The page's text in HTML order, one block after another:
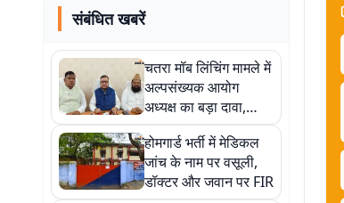
संबंधित खबरें
चतरा मॉब लिंचिंग मामले में
अल्पसंख्यक आयोग
अध्यक्ष का बड़ा दावा,
बोले- घटना के दोषियों पर
होगी सख्त कार्रवाई
होमगार्ड भर्ती में मेडिकल
जांच के नाम पर वसूली,
डॉक्टर और जवान पर FIR